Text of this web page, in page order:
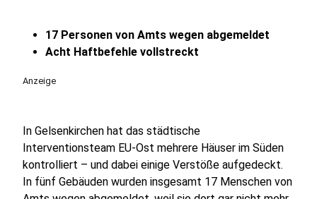
17 Personen von Amts wegen abgemeldet
Acht Haftbefehle vollstreckt
Anzeige
In Gelsenkirchen hat das städtische
Interventionsteam EU-Ost mehrere Häuser im Süden
kontrolliert – und dabei einige Verstöße aufgedeckt.
In fünf Gebäuden wurden insgesamt 17 Menschen von